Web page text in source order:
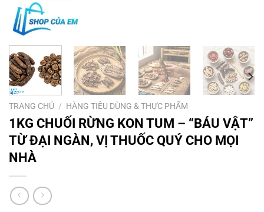
TRANG CHỦ / HÀNG TIÊU DÙNG & THỰC PHẨM
1KG CHUỐI RỪNG KON TUM – “BÁU VẬT”
TỪ ĐẠI NGÀN, VỊ THUỐC QUÝ CHO MỌI
NHÀ